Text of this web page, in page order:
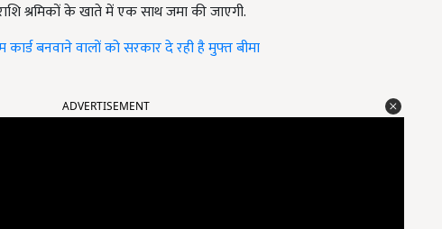
श्रमिकों के खाते में एक साथ जमा की जाएगी.
बनवाने वालों को सरकार दे रही है मुफ्त बीमा